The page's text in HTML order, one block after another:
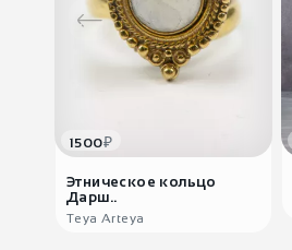
1500₽
Этническое кольцо
Дарш..
Teya Arteya